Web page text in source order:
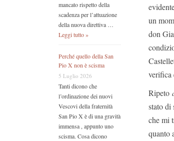
mancato rispetto della
scadenza per l’attuazione
della nuova direttiva …
Leggi tutto »
Perché quello della San
Pio X non è scisma
5 Luglio 2026
Tanti dicono che
l’ordinazione dei nuovi
Vescovi della fraternità
San Pio X è di una gravità
immensa , appunto uno
scisma. Cosa dicono
un
don
verifica
Ripeto
stato di
che mi
quanto